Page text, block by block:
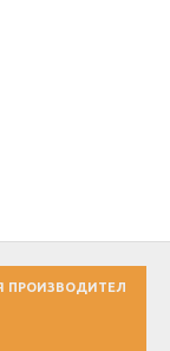
ПРОИЗВОДИТЕЛ